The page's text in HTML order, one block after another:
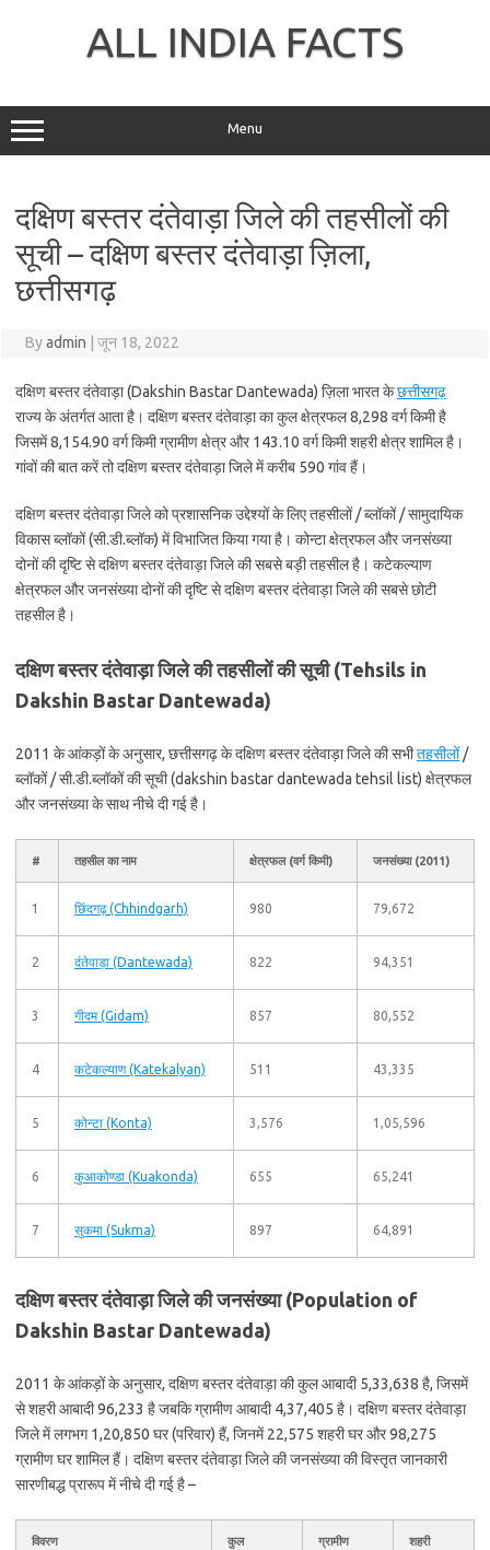
ALL INDIA FACTS
Menu
दक्षिण बस्तर दंतेवाड़ा जिले की तहसीलों की
सूची – दक्षिण बस्तर दंतेवाड़ा ज़िला,
छत्तीसगढ़
Byadmin जून 18, 2022
दक्षिण बस्तर दंतेवाड़ा (Dakshin Bastar Dantewada) ज़िला भारत केछत्तीसगढ़
राज्य के अंतर्गत आता है। दक्षिण बस्तर दंतेवाड़ा का कुल क्षेत्रफल 8,298 वर्ग किमी है
जिसमें 8,154.90 वर्ग किमी ग्रामीण क्षेत्र और 143.10 वर्ग किमी शहरी क्षेत्र शामिल है।
गांवों की बात करें तो दक्षिण बस्तर दंतेवाड़ा जिले में करीब 590 गांव हैं।
दक्षिण बस्तर दंतेवाड़ा जिले को प्रशासनिक उद्देश्यों के लिए तहसीलों / ब्लॉकों / सामुदायिक
विकास ब्लॉकों (सी.डी.ब्लॉक) में विभाजित किया गया है। कोन्टा क्षेत्रफल और जनसंख्या
दोनों की दृष्टि से दक्षिण बस्तर दंतेवाड़ा जिले की सबसे बड़ी तहसील है। कटेकल्याण
क्षेत्रफल और जनसंख्या दोनों की दृष्टि से दक्षिण बस्तर दंतेवाड़ा जिले की सबसे छोटी
तहसील है।
दक्षिण बस्तर दंतेवाड़ा जिले की तहसीलों की सूची (Tehsils in
Dakshin Bastar Dantewada)
2011 के आंकड़ों के अनुसार, छत्तीसगढ़ के दक्षिण बस्तर दंतेवाड़ा जिले की सभीतहसीलों/
ब्लॉकों / सी.डी.ब्लॉकों की सूची (dakshin bastar dantewada tehsil list) क्षेत्रफल
और जनसंख्या के साथ नीचे दी गई है।
# तहसील का नाम क्षेत्रफल (वर्ग किमी) जनसंख्या (2011)
1 छिंदगढ़ (Chhindgarh) 980 79,672
2 दंतेवाड़ा (Dantewada) 822 94,351
3 गीदम (Gidam) 857 80,552
4 कटेकल्याण (Katekalyan) 511 43,335
5 कोन्टा (Konta) 3,576 1,05,596
6 कुआकोण्डा (Kuakonda) 655 65,241
7 सुकमा (Sukma) 897 64,891
दक्षिण बस्तर दंतेवाड़ा जिले की जनसंख्या (Population of
Dakshin Bastar Dantewada)
2011 के आंकड़ों के अनुसार, दक्षिण बस्तर दंतेवाड़ा की कुल आबादी 5,33,638 है, जिसमें
से शहरी आबादी 96,233 है जबकि ग्रामीण आबादी 4,37,405 है। दक्षिण बस्तर दंतेवाड़ा
जिले में लगभग 1,20,850 घर (परिवार) हैं, जिनमें 22,575 शहरी घर और 98,275
ग्रामीण घर शामिल हैं। दक्षिण बस्तर दंतेवाड़ा जिले की जनसंख्या की विस्तृत जानकारी
सारणीबद्ध प्रारूप में नीचे दी गई है –
विवरण कुल ग्रामीण शहरी